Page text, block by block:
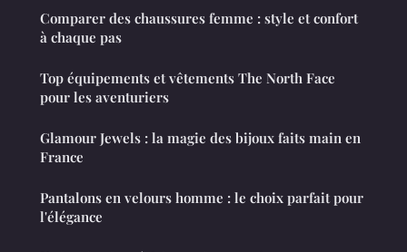
Comparer des chaussures femme : style et confort
à chaque pas
Top équipements et vêtements The North Face
pour les aventuriers
Glamour Jewels : la magie des bijoux faits main en
France
Pantalons en velours homme : le choix parfait pour
l'élégance